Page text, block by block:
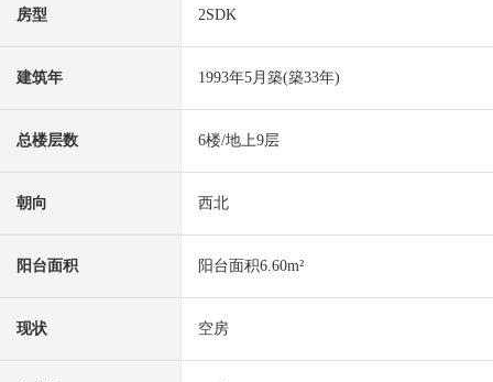
房型 2SDK
建筑年 1993年5月築(築33年)
总楼层数 6楼/地上9层
朝向 西北
阳台面积 阳台面积6.60m²
现状 空房